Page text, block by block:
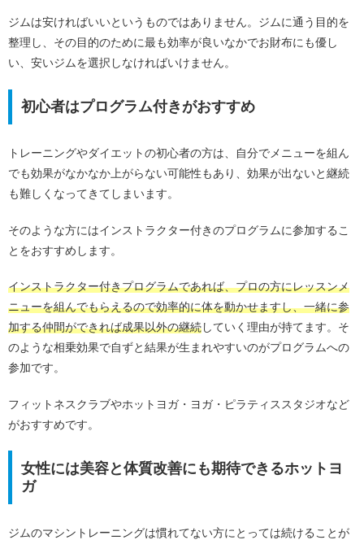
ジムは安ければいいというものではありません。ジムに通う目的を
整理し、その目的のために最も効率が良いなかでお財布にも優し
い、安いジムを選択しなければいけません。
初心者はプログラム付きがおすすめ
トレーニングやダイエットの初心者の方は、自分でメニューを組ん
でも効果がなかなか上がらない可能性もあり、効果が出ないと継続
も難しくなってきてしまいます。
そのような方にはインストラクター付きのプログラムに参加するこ
とをおすすめします。
インストラクター付きプログラムであれば、プロの方にレッスンメ
ニューを組んでもらえるので効率的に体を動かせますし、一緒に参
加する仲間ができれば成果以外の継続していく理由が持てます。そ
のような相乗効果で自ずと結果が生まれやすいのがプログラムへの
参加です。
フィットネスクラブやホットヨガ・ヨガ・ピラティススタジオなど
がおすすめです。
女性には美容と体質改善にも期待できるホットヨ
ガ
ジムのマシントレーニングは慣れてない方にとっては続けることが